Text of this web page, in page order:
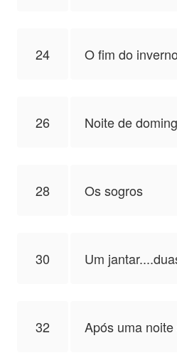
24 O fim do inverno
26 Noite de
28 Os sogros
30 Um
32 Após uma